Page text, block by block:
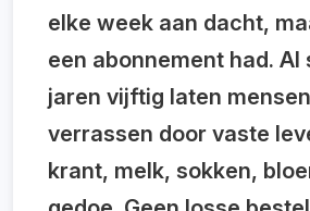
elke week aan dacht,
een abonnement had. Al
jaren vijftig laten
verrassen door vaste
krant, melk, sokken,